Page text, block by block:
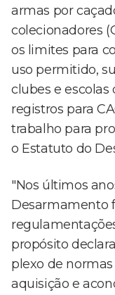
armas por
colecionadores
os limites para
uso permitido,
clubes e escolas
registros para
trabalho para
o Estatuto do
"Nos últimos
Desarmamento
propósito
plexo de
aquisição e